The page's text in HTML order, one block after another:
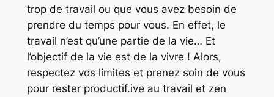
trop de travail ou que vous avez besoin de
prendre du temps pour vous. En effet, le
travail n’est qu’une partie de la vie… Et
l’objectif de la vie est de la vivre ! Alors,
respectez vos limites et prenez soin de vous
pour rester productif.ive au travail et zen